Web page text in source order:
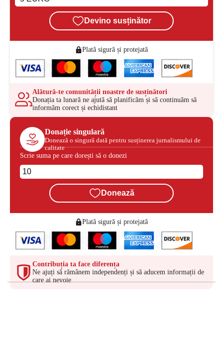
Devino susținător
Plată sigură și protejată
Alătură-te comunității noastre de susținători
Donația ta lunară ne ajută să planificăm și să continuăm să
informăm corect și echidistant
Donație singulară
Donează o singură dată pentru susținerea jurnalismului de
calitate
Scrie suma pe care dorești să o donezi
Donează
Plată sigură și protejată
Contribuția ta face diferența
Ne ajuți să rămânem independenți și să aducem informații de
care ai nevoie